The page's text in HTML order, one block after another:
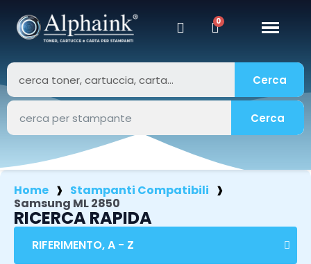
Cerca
Cerca
Home
Stampanti Compatibili
Samsung ML 2850
RICERCA RAPIDA